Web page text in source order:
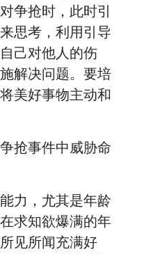
争抢时，此时引
思考，利用引导
己对他人的伤
解决问题。要培
美好事物主动和
抢事件中威胁命
力，尤其是年龄
求知欲爆满的年
见所闻充满好